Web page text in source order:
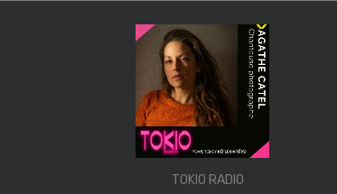
TOKIO RADIO